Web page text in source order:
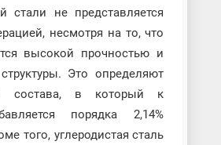
стали не представляется
несмотря на то, что
высокой прочностью и
Это определяют
состава, в который к
порядка 2,14%
того, углеродистая сталь